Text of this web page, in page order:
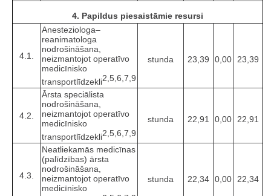
4. Papildus piesaistāmie resursi
4.1.
Anesteziologa–
reanimatologa
nodrošināšana,
neizmantojot operatīvo
medicīnisko
transportlīdzekli2,5,6,7,9
stunda 23,39 0,00 23,39
4.2.
Ārsta speciālista
nodrošināšana,
neizmantojot operatīvo
medicīnisko
transportlīdzekli2,5,6,7,9
stunda 22,91 0,00 22,91
4.3.
Neatliekamās medicīnas
(palīdzības) ārsta
nodrošināšana,
neizmantojot operatīvo
medicīnisko
stunda 22,34 0,00 22,34